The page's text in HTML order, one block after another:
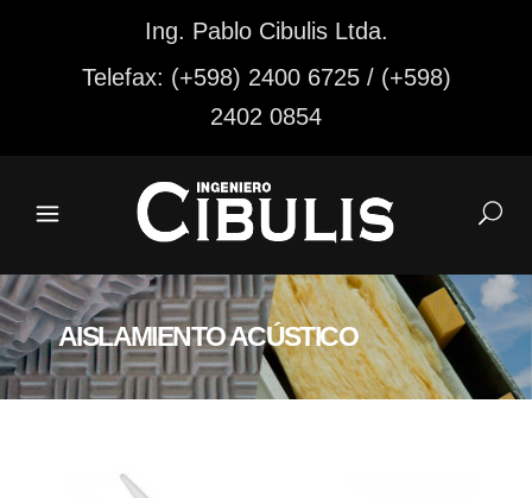
Ing. Pablo Cibulis Ltda.
Telefax: (+598) 2400 6725 / (+598)
2402 0854
AISLAMIENTO ACÚSTICO